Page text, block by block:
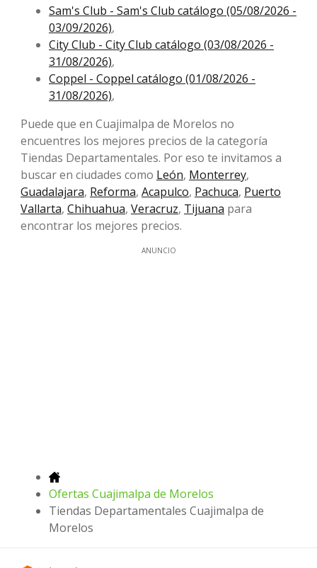
Sam's Club - Sam's Club catálogo (05/08/2026 -
03/09/2026),
City Club - City Club catálogo (03/08/2026 -
31/08/2026),
Coppel - Coppel catálogo (01/08/2026 -
31/08/2026),
Puede que en Cuajimalpa de Morelos no
encuentres los mejores precios de la categoría
Tiendas Departamentales. Por eso te invitamos a
buscar en ciudades como León, Monterrey,
Guadalajara, Reforma, Acapulco, Pachuca, Puerto
Vallarta, Chihuahua, Veracruz, Tijuana para
encontrar los mejores precios.
ANUNCIO
Ofertas Cuajimalpa de Morelos
Tiendas Departamentales Cuajimalpa de
Morelos